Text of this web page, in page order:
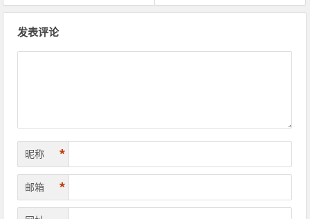
发表评论
昵称 *
邮箱 *